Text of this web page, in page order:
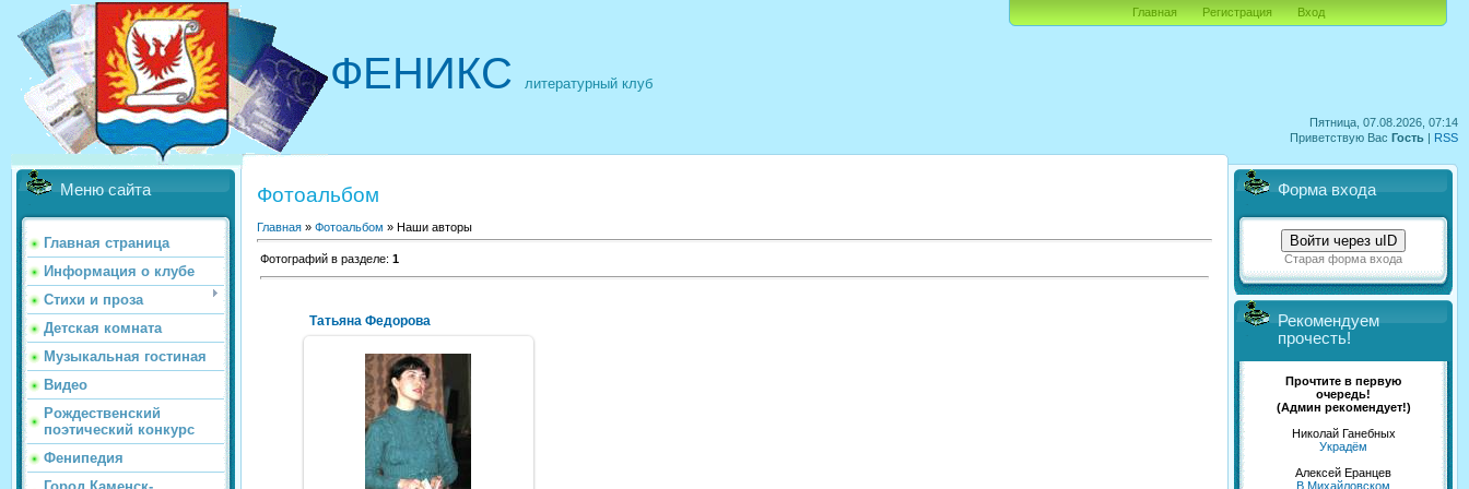
Пятница, 07.08.2026, 07:14
Приветствую Вас Гость | RSS
ФЕНИКС литературный клуб
Главная Регистрация Вход
Меню сайта
Главная страница
Информация о клубе
Стихи и проза
Детская комната
Музыкальная гостиная
Видео
Рождественский
поэтический конкурс
Фенипедия
Фотоальбом
Главная » Фотоальбом » Наши авторы
Фотографий в разделе: 1
Татьяна Федорова
11.03.2011
NeXaker
Форма входа
Войти через uID
Старая форма входа
Рекомендуем
прочесть!
Прочтите в первую
очередь!
(Админ рекомендует!)
Николай Ганебных
Украдём
Алексей Еранцев
В Михайловском